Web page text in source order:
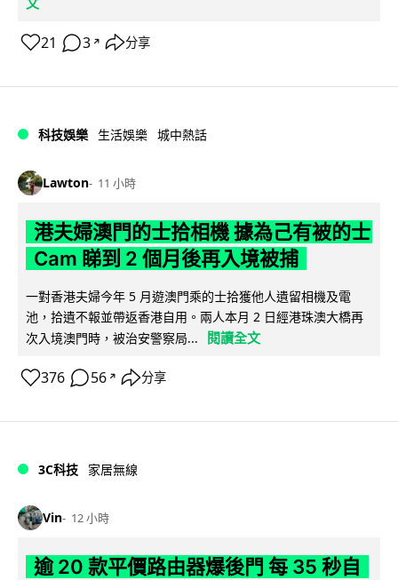
21 3 ↗ 分享
科技娛樂 生活娛樂 城中熱話
Lawton 11 小時
港夫婦澳門的士拾相機 據為己有被的士
Cam 睇到 2 個月後再入境被捕
一對香港夫婦今年 5 月遊澳門乘的士拾獲他人遺留相機及電
池，拾遺不報並帶返香港自用。兩人本月 2 日經港珠澳大橋再
次入境澳門時，被治安警察局...
閱讀全文
376 56 ↗ 分享
3C科技 家居無線
Vin 12 小時
逾 20 款平價路由器爆後門 每 35 秒自